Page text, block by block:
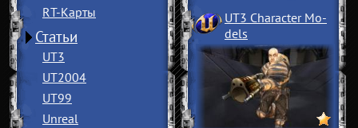
RT-Карты
Статьи
UT3
UT2004
UT99
Unreal
UT3 Character Mo­
dels